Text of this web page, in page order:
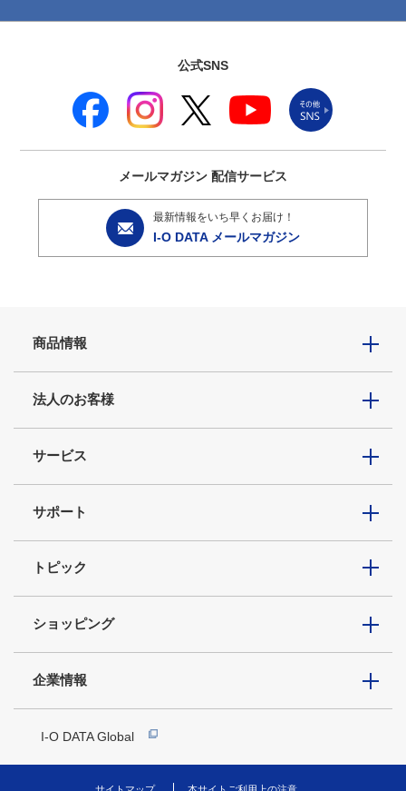
公式SNS
メールマガジン 配信サービス
最新情報をいち早くお届け！
I-O DATA メールマガジン
商品情報
法人のお客様
サービス
サポート
トピック
ショッピング
企業情報
I-O DATA Global